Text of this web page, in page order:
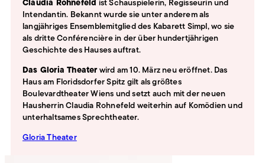
Claudia Rohnefeld ist Schauspielerin, Regisseurin und
Intendantin. Bekannt wurde sie unter anderem als
langjähriges Ensemblemitglied des Kabarett Simpl, wo sie
als dritte Conférencière in der über hundertjährigen
Geschichte des Hauses auftrat.
Das Gloria Theaterwird am 10. März neu eröffnet. Das
Haus am Floridsdorfer Spitz gilt als größtes
Boulevardtheater Wiens und setzt auch mit der neuen
Hausherrin Claudia Rohnefeld weiterhin auf Komödien und
unterhaltsames Sprechtheater.
Gloria Theater